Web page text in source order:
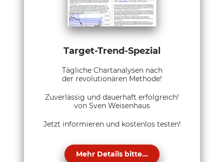
Target-Trend-Spezial
Tägliche Chartanalysen nach
der revolutionären Methode!
Zuverlässig und dauerhaft erfolgreich!
von Sven Weisenhaus
Jetzt informieren und kostenlos testen!
Mehr Details bitte...